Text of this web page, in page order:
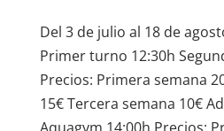
Del 3 de julio al 18 de
Primer turno 12:30h
Precios: Primera semana
15€ Tercera semana 10€